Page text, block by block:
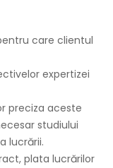
care clientul
expertizei
preciza aceste
studiului
lucrării.
plata lucrărilor